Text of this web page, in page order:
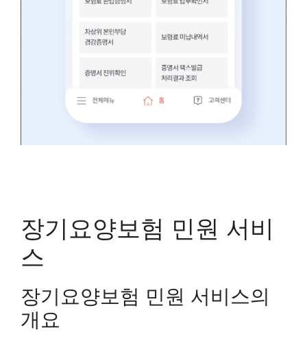
장기요양보험 민원 서비
스
장기요양보험 민원 서비스의
개요